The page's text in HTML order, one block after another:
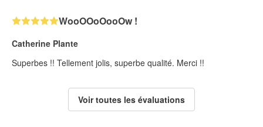
WooOOoOooOw !
Catherine Plante
Superbes !! Tellement jolis, superbe qualité. Merci !!
Voir toutes les évaluations